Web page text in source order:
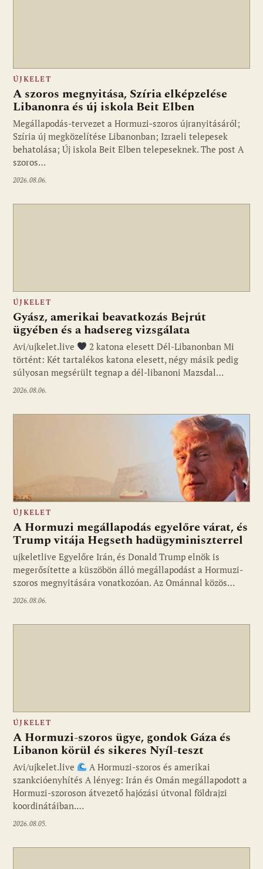
ÚJKELET
A szoros megnyitása, Szíria elképzelése
Libanonra és új iskola Beit Elben
Megállapodás-tervezet a Hormuzi-szoros újranyitásáról;
Szíria új megközelítése Libanonban; Izraeli telepesek
behatolása; Új iskola Beit Elben telepeseknek. The post A
szoros…
2026.08.06.
ÚJKELET
Gyász, amerikai beavatkozás Bejrút
ügyében és a hadsereg vizsgálata
Avi/ujkelet.live
2 katona elesett Dél-Libanonban Mi
történt: Két tartalékos katona elesett, négy másik pedig
súlyosan megsérült tegnap a dél-libanoni Mazsdal…
2026.08.06.
Fotó: ujkelet.live
ÚJKELET
A Hormuzi megállapodás egyelőre várat, és
Trump vitája Hegseth hadügyminiszterrel
ujkeletlive Egyelőre Irán, és Donald Trump elnök is
megerősítette a küszöbön álló megállapodást a Hormuzi-
szoros megnyitására vonatkozóan. Az Ománnal közös…
2026.08.06.
ÚJKELET
A Hormuzi-szoros ügye, gondok Gáza és
Libanon körül és sikeres Nyíl-teszt
Avi/ujkelet.live
A Hormuzi-szoros és amerikai
szankcióenyhítés A lényeg: Irán és Omán megállapodott a
Hormuzi-szoroson átvezető hajózási útvonal földrajzi
koordinátáiban.…
2026.08.05.